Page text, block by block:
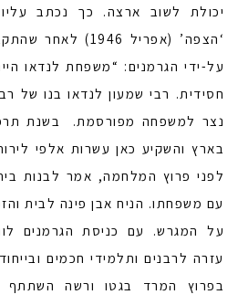
יכולת לשוב ארצה. כך נכתב
‘הצפה’ (אפריל
על-ידי הגרמנים: “משפחת לנדאו
חסידית. רבי שמעון לנדאו בנו של
נצר למשפחה מפורסמת. בשנת
בארץ והשקיע כאן עשרות אלפי
לפני פרוץ המלחמה, אמר לבנות
עם משפחתו. הניח אבן פינה לבית
על המגרש. עם כניסת הגרמנים
עזרה לרבנים ותלמידי חכמים
בפרוץ המרד בגטו ורשה השתתף